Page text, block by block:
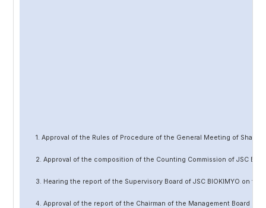
1. Approval of the Rules of Procedure of the General Meeting of
2. Approval of the composition of the Counting Commission of JSC
3. Hearing the report of the Supervisory Board of JSC BIOKIMYO on
4. Approval of the report of the Chairman of the Management Board